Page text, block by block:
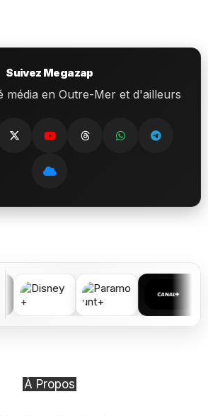
Suivez Megazap
média en Outre-Mer et d'ailleurs
À Propos